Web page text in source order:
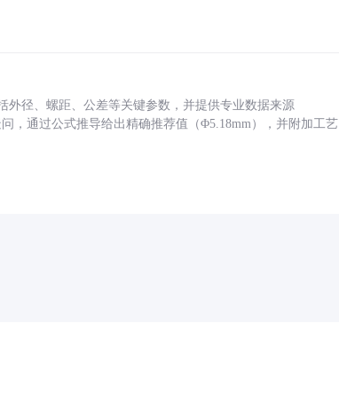
外径、螺距、公差等关键参数，并提供专业数据来源
，通过公式推导给出精确推荐值（Φ5.18mm），并附加工艺